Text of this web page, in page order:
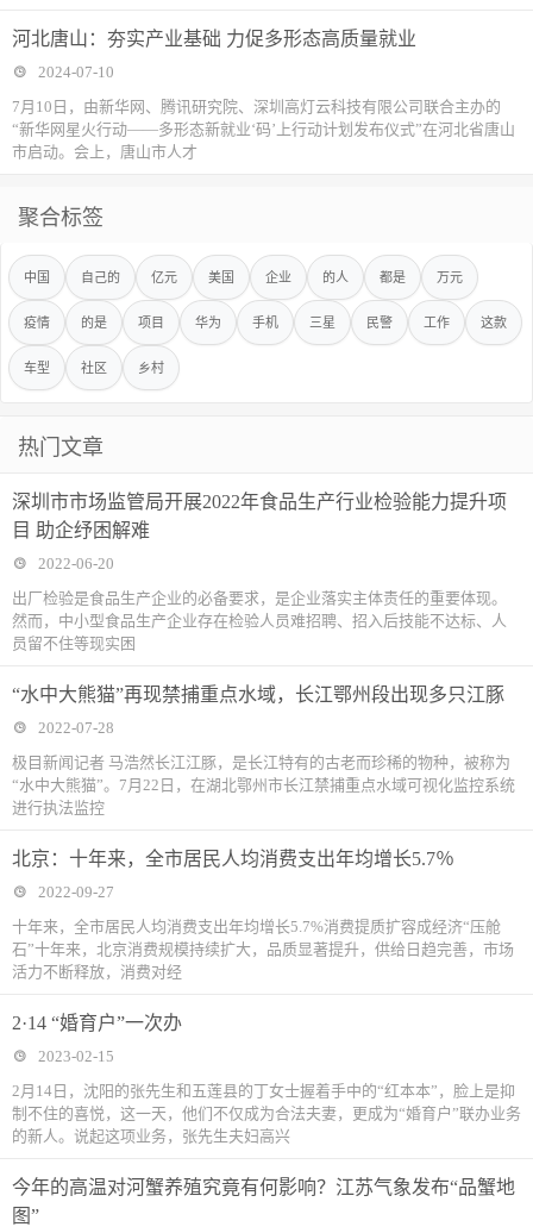
河北唐山：夯实产业基础 力促多形态高质量就业
2024-07-10
7月10日，由新华网、腾讯研究院、深圳高灯云科技有限公司联合主办的
“新华网星火行动——多形态新就业‘码’上行动计划发布仪式”在河北省唐山
市启动。会上，唐山市人才
聚合标签
中国 自己的 亿元 美国 企业 的人 都是 万元
疫情 的是 项目 华为 手机 三星 民警 工作 这款
车型 社区 乡村
热门文章
深圳市市场监管局开展2022年食品生产行业检验能力提升项
目 助企纾困解难
2022-06-20
出厂检验是食品生产企业的必备要求，是企业落实主体责任的重要体现。
然而，中小型食品生产企业存在检验人员难招聘、招入后技能不达标、人
员留不住等现实困
“水中大熊猫”再现禁捕重点水域，长江鄂州段出现多只江豚
2022-07-28
极目新闻记者 马浩然长江江豚，是长江特有的古老而珍稀的物种，被称为
“水中大熊猫”。7月22日，在湖北鄂州市长江禁捕重点水域可视化监控系统
进行执法监控
北京：十年来，全市居民人均消费支出年均增长5.7％
2022-09-27
十年来，全市居民人均消费支出年均增长5.7%消费提质扩容成经济“压舱
石”十年来，北京消费规模持续扩大，品质显著提升，供给日趋完善，市场
活力不断释放，消费对经
2·14 “婚育户”一次办
2023-02-15
2月14日，沈阳的张先生和五莲县的丁女士握着手中的“红本本”，脸上是抑
制不住的喜悦，这一天，他们不仅成为合法夫妻，更成为“婚育户”联办业务
的新人。说起这项业务，张先生夫妇高兴
今年的高温对河蟹养殖究竟有何影响？江苏气象发布“品蟹地
图”